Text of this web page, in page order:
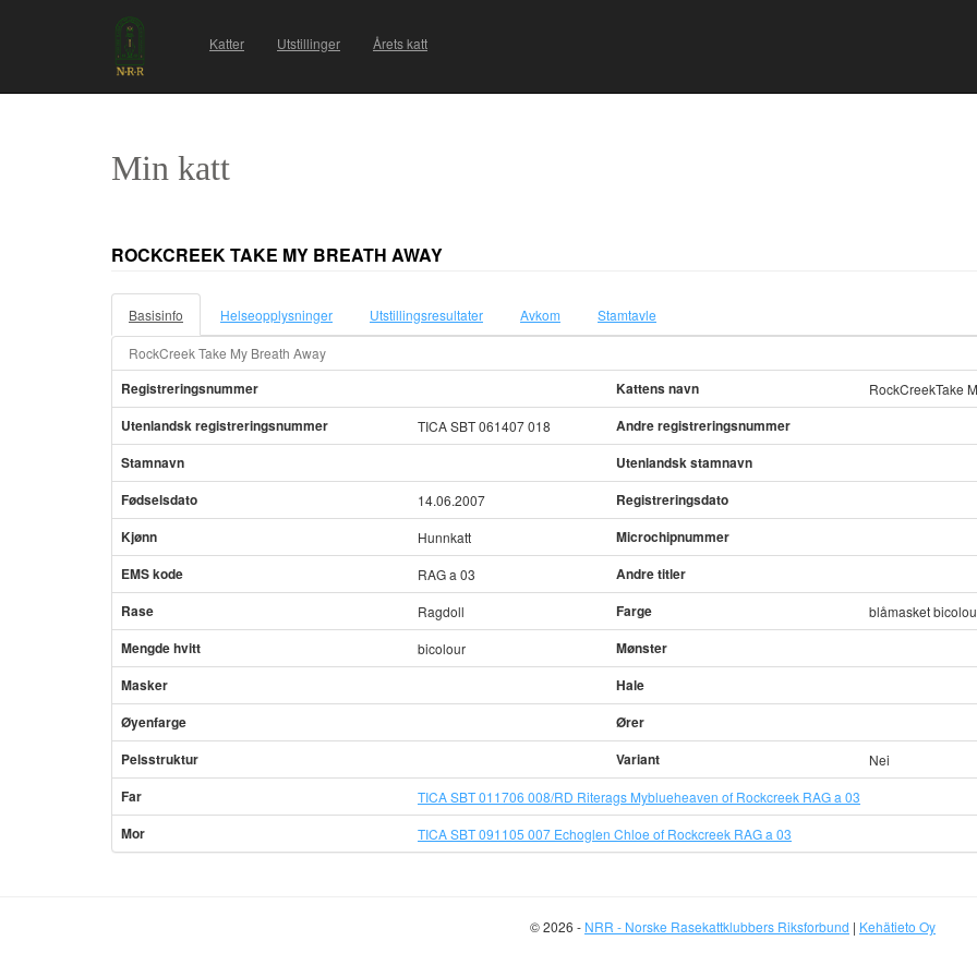
Katter Utstillinger Årets katt
Min katt
ROCKCREEK TAKE MY BREATH AWAY
Basisinfo Helseopplysninger Utstillingsresultater Avkom Stamtavle
RockCreek Take My Breath Away
Registreringsnummer Kattens navn RockCreekTake
Utenlandsk registreringsnummer TICA SBT 061407 018
Andre registreringsnummer
Stamnavn
Utenlandsk stamnavn
Fødselsdato
14.06.2007
Registreringsdato
Kjønn
Hunnkatt
Microchipnummer
EMS kode
RAG a 03
Andre titler
Rase
Ragdoll Farge blåmasket
Mengde hvitt bicolour
Mønster
Masker
Hale
Øyenfarge
Ører
Pelsstruktur
Variant Nei
Far TICA SBT 011706 008/RD Riterags Myblueheaven of Rockcreek RAG a 03
Mor TICA SBT 091105 007 Echoglen Chloe of Rockcreek RAG a 03
© 2026 - NRR - Norske Rasekattklubbers Riksforbund | Kehätieto Oy